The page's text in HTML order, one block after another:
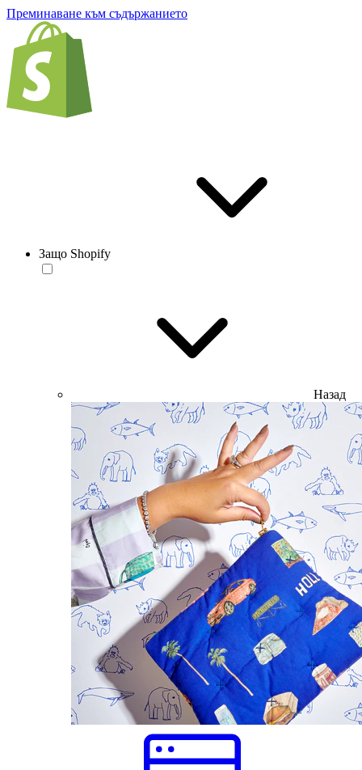
Преминаване към съдържанието
Защо Shopify
Назад